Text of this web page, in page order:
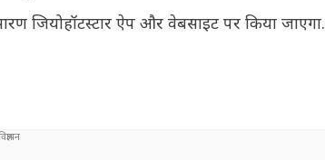
जियोहॉटस्टार ऐप और वेबसाइट पर किया जाएगा.